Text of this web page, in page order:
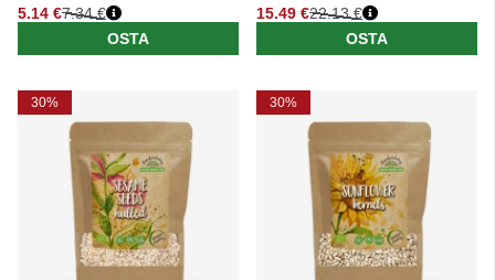
5.14 €
Normaali hinta
7.34 €
OSTA
15.49 €
Normaali hinta
22.13 €
OSTA
30% 30%